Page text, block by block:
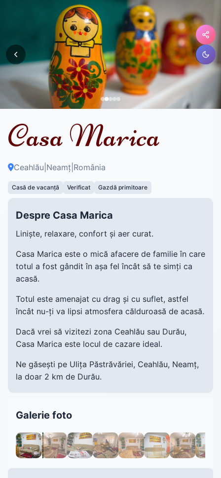
Casa Marica
Ceahlău Neamț România
Casă de vacanță Verificat Gazdă primitoare
Despre Casa Marica
Liniște, relaxare, confort și aer curat.
Casa Marica este o mică afacere de familie în care
totul a fost gândit în așa fel încât să te simți ca
acasă.
Totul este amenajat cu drag și cu suflet, astfel
încât nu-ți va lipsi atmosfera călduroasă de acasă.
Dacă vrei să vizitezi zona Ceahlău sau Durău,
Casa Marica este locul de cazare ideal.
Ne găsești pe Ulița Păstrăvăriei, Ceahlău, Neamț,
la doar 2 km de Durău.
Galerie foto
1 / 24